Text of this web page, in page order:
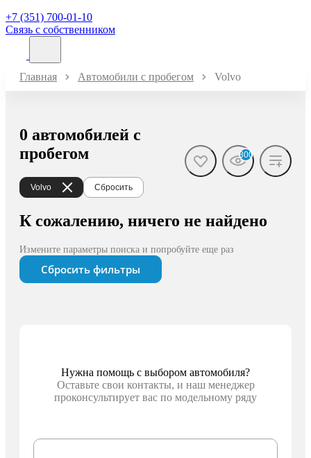
+7 (351) 700-01-10
Связь с собственником
Главная Автомобили с пробегом Volvo
0 автомобилей с
пробегом
300
Volvo Сбросить
К сожалению, ничего не найдено
Измените параметры поиска и попробуйте еще раз
Сбросить фильтры
Нужна помощь с выбором автомобиля?
Оставьте свои контакты, и наш менеджер
проконсультирует вас по модельному ряду